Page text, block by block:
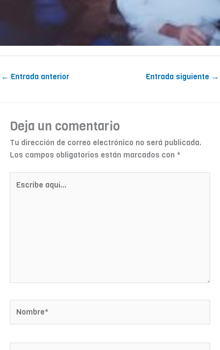
← Entrada anterior Entrada siguiente →
Deja un comentario
Tu dirección de correo electrónico no será publicada.
Los campos obligatorios están marcados con *
aquí...